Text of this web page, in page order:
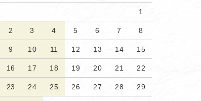
1
2 3 4 5 6 7 8
9 10 11 12 13 14 15
16 17 18 19 20 21 22
23 24 25 26 27 28 29